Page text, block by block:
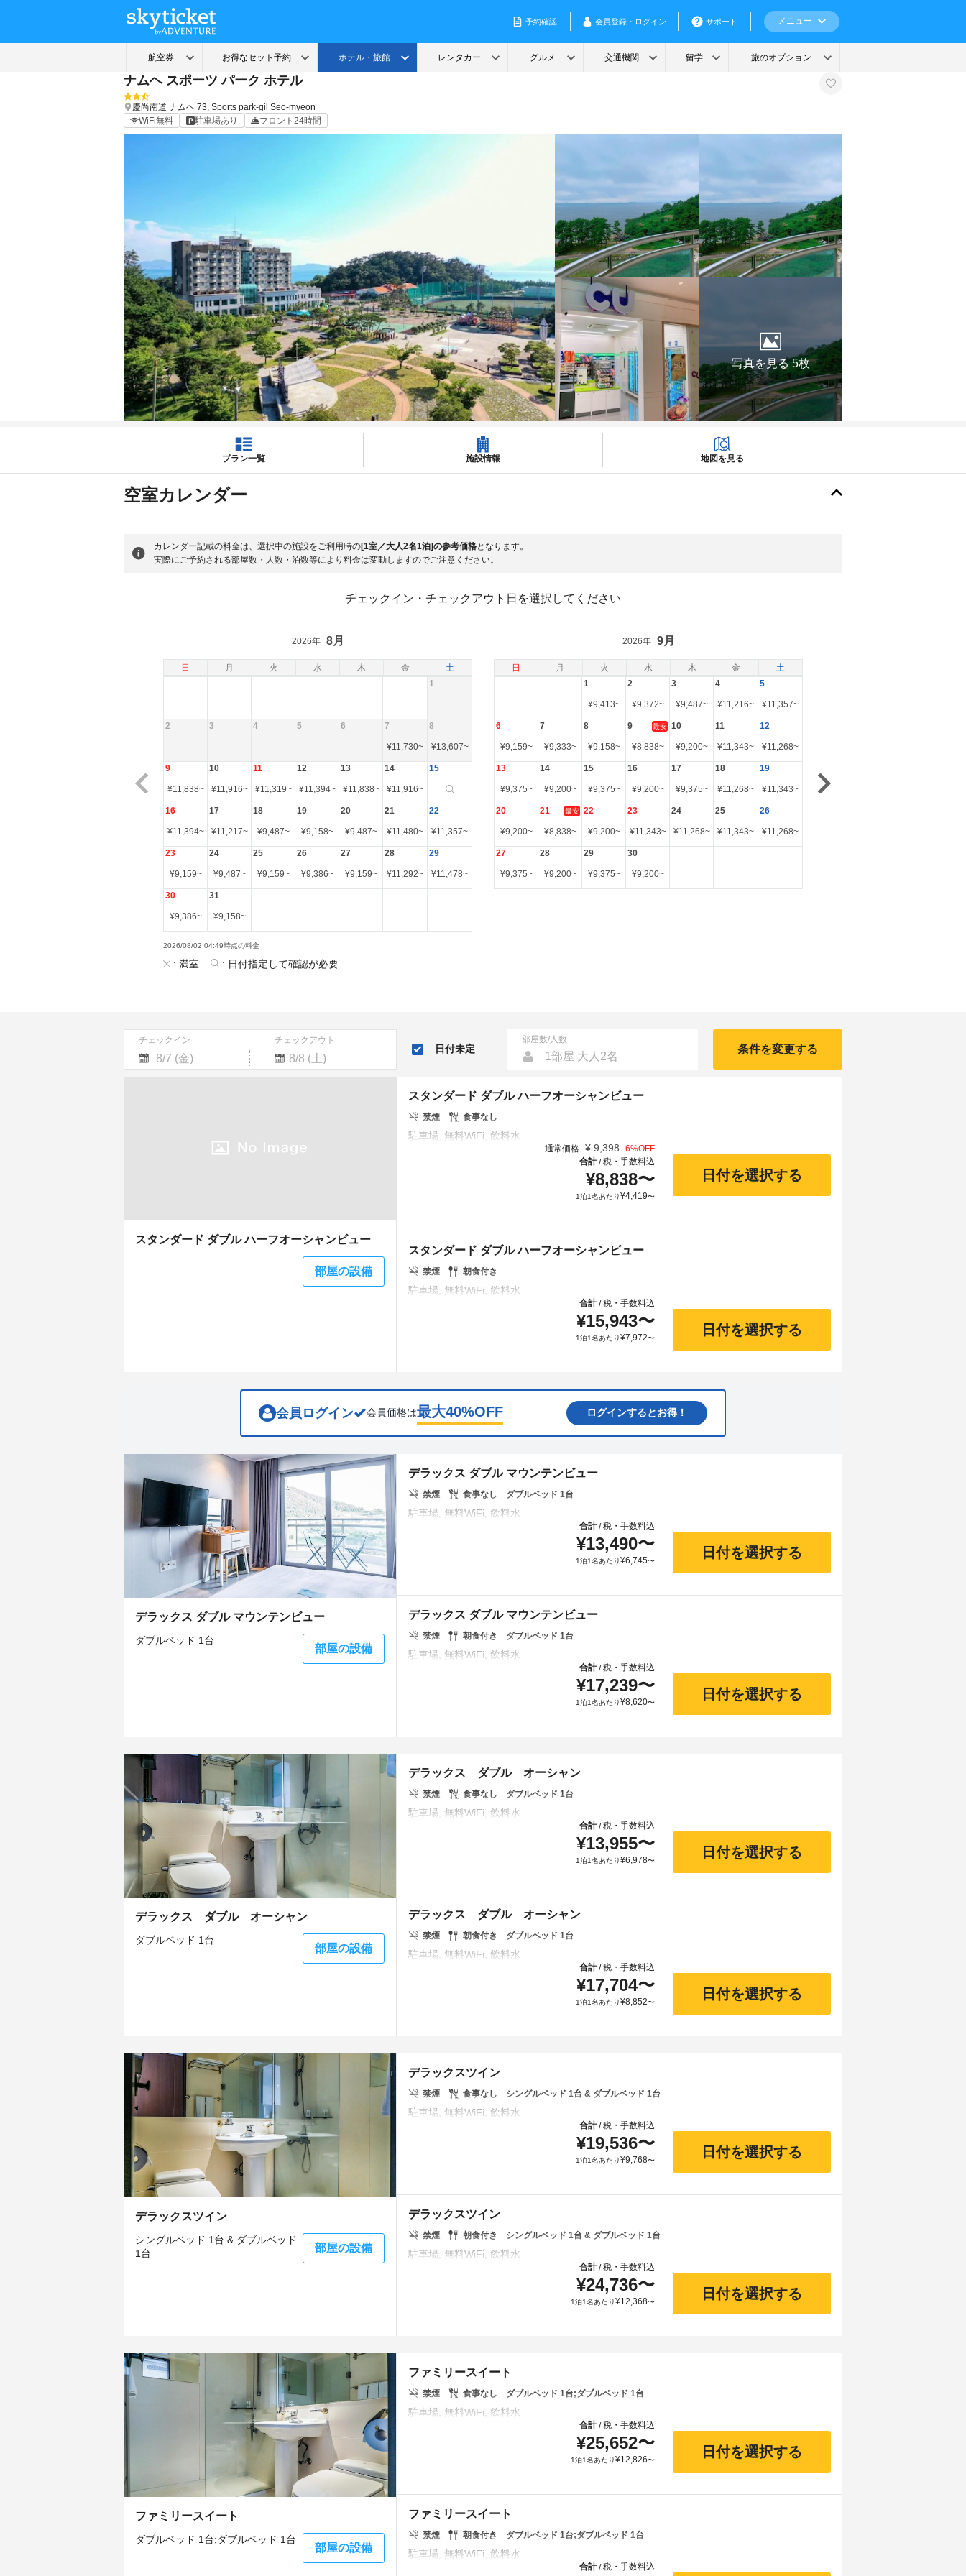
ナムヘ スポーツ パーク ホテル
慶尚南道 ナムヘ 73, Sports park-gil Seo-myeon
WiFi無料
駐車場あり フロント24時間
写真を見る 5枚
プラン一覧 施設情報 地図を見る
空室カレンダー
カレンダー記載の料金は、選択中の施設をご利用時の[1室／大人2名1泊]の参考価格となります。
実際にご予約される部屋数・人数・泊数等により料金は変動しますのでご注意ください。
チェックイン・チェックアウト日を選択してください
日 月 火 水 木 金 土 日 月 火 水 木 金 土
2026年 8月
1
2 3 4 5 6 7
¥11,730~
8
¥13,607~
9
¥11,838~
10
¥11,916~
11
¥11,319~
12
¥11,394~
13
¥11,838~
14
¥11,916~
15
16
¥11,394~
17
¥11,217~
18
¥9,487~
19
¥9,158~
20
¥9,487~
21
¥11,480~
22
¥11,357~
23
¥9,159~
24
¥9,487~
25
¥9,159~
26
¥9,386~
27
¥9,159~
28
¥11,292~
29
¥11,478~
30
¥9,386~
31
¥9,158~
2026年 9月
1
¥9,413~
2
¥9,372~
3
¥9,487~
4
¥11,216~
5
¥11,357~
6
¥9,159~
7
¥9,333~
8
¥9,158~
9 最安
¥8,838~
10
¥9,200~
11
¥11,343~
12
¥11,268~
13
¥9,375~
14
¥9,200~
15
¥9,375~
16
¥9,200~
17
¥9,375~
18
¥11,268~
19
¥11,343~
20
¥9,200~
21 最安
¥8,838~
22
¥9,200~
23
¥11,343~
24
¥11,268~
25
¥11,343~
26
¥11,268~
27
¥9,375~
28
¥9,200~
29
¥9,375~
30
¥9,200~
2026/08/02 04:49時点の料金
: 満室 : 日付指定して確認が必要
チェックイン チェックアウト
Navigate
question
Navigate
calendar
question
日付未定
部屋数/人数
1部屋 大人2名
条件を変更する
スタンダード ダブル ハーフオーシャンビュー
部屋の設備
スタンダード ダブル ハーフオーシャンビュー
禁煙 食事なし
通常価格 ¥ 9,398 6%OFF
合計/税・手数料込
¥8,838〜
1泊1名あたり¥4,419〜
日付を選択する
スタンダード ダブル ハーフオーシャンビュー
禁煙 朝食付き
合計/税・手数料込
¥15,943〜
1泊1名あたり¥7,972〜
日付を選択する
会員ログイン 会員価格は最大40%OFF ログインするとお得！
デラックス ダブル マウンテンビュー
ダブルベッド 1台
部屋の設備
デラックス ダブル マウンテンビュー
禁煙 食事なし ダブルベッド 1台
合計/税・手数料込
¥13,490〜
1泊1名あたり¥6,745〜
日付を選択する
デラックス ダブル マウンテンビュー
禁煙 朝食付き ダブルベッド 1台
合計/税・手数料込
¥17,239〜
1泊1名あたり¥8,620〜
日付を選択する
デラックス ダブル オーシャン
ダブルベッド 1台
部屋の設備
デラックス ダブル オーシャン
禁煙 食事なし ダブルベッド 1台
合計/税・手数料込
¥13,955〜
1泊1名あたり¥6,978〜
日付を選択する
デラックス ダブル オーシャン
禁煙 朝食付き ダブルベッド 1台
合計/税・手数料込
¥17,704〜
1泊1名あたり¥8,852〜
日付を選択する
デラックスツイン
シングルベッド 1台 & ダブルベッド
1台
部屋の設備
デラックスツイン
禁煙 食事なし シングルベッド 1台 & ダブルベッド 1台
合計/税・手数料込
¥19,536〜
1泊1名あたり¥9,768〜
日付を選択する
デラックスツイン
禁煙 朝食付き シングルベッド 1台 & ダブルベッド 1台
合計/税・手数料込
¥24,736〜
1泊1名あたり¥12,368〜
日付を選択する
ファミリースイート
ダブルベッド 1台;ダブルベッド 1台
部屋の設備
ファミリースイート
禁煙 食事なし ダブルベッド 1台;ダブルベッド 1台
合計/税・手数料込
¥25,652〜
1泊1名あたり¥12,826〜
日付を選択する
ファミリースイート
禁煙 朝食付き ダブルベッド 1台;ダブルベッド 1台
合計/税・手数料込